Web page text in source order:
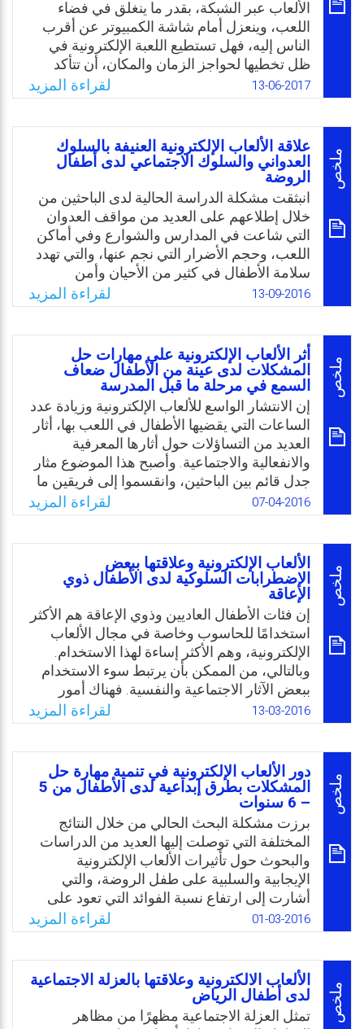
طالبات الصف الرابع الأساسي؟
WhatsApp
Facebook
Twitter
Email
الألعاب عبر الشبكة، بقدر ما ينغلق في فضاء
اللعب، وينعزل أمام شاشة الكمبيوتر عن أقرب
الناس إليه، فهل تستطيع اللعبة الإلكترونية في
ظل تخطيها لحواجز الزمان والمكان، أن تتأكد
كنظام تواصلي إنساني، يقرب الفرد من واقع
انتمائه الثقافي والاجتماعي الأصلي ويكسبه
مهارات التواصل الاجتماعي واللغوي؟ أم أننا إزاء
أزمة حقيقة للتواصل، تتحول بمقتضاها اللعبة
الإلكترونية إلى أداة لتعميق الاغتراب ووسيلة
للانزواء والانطواء من خلال إبعاد اللاعب عن ذاته
وواقعه؟ مثل هذه التساؤلات جعل الباحثة تهتم
بما للألعاب الإلكترونية من تأثير على بعض
العمليات المعرفية (الذكاء اللغوي والاجتماعي)
لدى أطفال مرحلة الطفولة المتوسطة.
WhatsApp
Facebook
Twitter
Email
13-06-2017 لقراءة المزيد
ملخص
علاقة الألعاب الإلكترونية العنيفة بالسلوك
العدواني والسلوك الاجتماعي لدى أطفال
الروضة
انبثقت مشكلة الدراسة الحالية لدى الباحثين من
خلال إطلاعهم على العديد من مواقف العدوان
التي شاعت في المدارس والشوارع وفي أماكن
اللعب، وحجم الأضرار التي نجم عنها، والتي تهدد
سلامة الأطفال في كثير من الأحيان وأمن
المجتمع. وبناء على ما جمع من ملاحظات توجه
الباحثون لمعرفة علاقة بعض المصادر في
اكتساب السلوك العدواني لدى الأطفال، سيما
وقد لوحظ انتشار المشاهد العنيفة في البرامج
المعدة للأطفال، والكم الهائل من الألعاب العنيفة
التي يمارسها الأطفال في البيوت أو في مجال
الألعاب الإلكترونية، وهكذا تمثلت مشكلة البحث
في علاقة الألعاب الإلكترونية العنيفة بالسلوك
العدواني والسلوك الاجتماعي لدى أطفال الروضة
من وجهة نظر أولياء الأمور.
WhatsApp
Facebook
Twitter
Email
13-09-2016 لقراءة المزيد
ملخص
أثر الألعاب الإلكترونية علي مهارات حل
المشكلات لدى عينة من الأطفال ضعاف
السمع في مرحلة ما قبل المدرسة
إن الانتشار الواسع للألعاب الإلكترونية وزيادة عدد
الساعات التي يقضيها الأطفال في اللعب بها، أثار
العديد من التساؤلات حول أثارها المعرفية
والانفعالية والاجتماعية. وأصبح هذا الموضوع مثار
جدل قائم بين الباحثين، وانقسموا إلى فريقين ما
بين متفائلين للعب الأطفال بالألعاب الإلكترونية
وبين متشائمين. وقد أقام كل من الفريقين وجهة
نظره على أساس من الحجج والافتراضات التي لا
يمكن تجاهلها مع اقتناعنا بأن هذه الألعاب سيكون
لها دور في عمليتي تعلم وتعليم العمليات
المعرفية، )الشحروري والريماوي، 2011). وعلى
الرغم من ذلك لاحظت الباحثة ندرة الدراسات
التي اهتمت بالكشف عن تأثير الألعاب الإلكترونية
لدى الأطفال ذوي الاحتياجات الخاصة بصورة
عامة والمعوقين سمعيًا بصورة خاصة.
WhatsApp
Facebook
Twitter
Email
07-04-2016 لقراءة المزيد
ملخص
الألعاب الإلكترونية وعلاقتها ببعض
الإضطرابات السلوكية لدى الأطفال ذوي
الإعاقة
إن فئات الأطفال العاديين وذوي الإعاقة هم الأكثر
استخدامًا للحاسوب وخاصة في مجال الألعاب
الإلكترونية، وهم الأكثر إساءة لهذا الاستخدام.
وبالتالي، من الممكن بأن يرتبط سوء الاستخدام
ببعض الآثار الاجتماعية والنفسية. فهناك أمور
مغرية بالنسبة لهذه الفئة لقضاء ساعات طويلة
أمام الحاسوب مستخدمة الإنترنت، وألعاب
الفيديو والتي من الممكن أن تؤثر على العلاقات
الاجتماعية، وتسبب بعض الاضطرابات السلوكية
مثل كالقلق، وإدمان الإنترنت، والانسحاب
الاجتماعي، والاكتئاب، والعدوانية. ولذلك، فهذه
الفئة العمرية هي الفئة المعنية وذلك بهدف
تسليط الضوء على أحد الاضطرابات السلوكية
وهي: صعوبات التعلم، واضطراب طيف التوحد،
وذوي الإعاقة الفكرية، لاستخدامها الألعاب
الكترونية وخصوصًا فئة الأطفال ذوي الإعاقة.
WhatsApp
Facebook
Twitter
Email
13-03-2016 لقراءة المزيد
ملخص
دور الألعاب الإلكترونية في تنمية مهارة حل
المشكلات بطرق إبداعية لدى الأطفال من 5
– 6 سنوات
برزت مشكلة البحث الحالي من خلال النتائج
المختلفة التي توصلت إليها العديد من الدراسات
والبحوث حول تأثيرات الألعاب الإلكترونية
الإيجابية والسلبية على طفل الروضة، والتي
أشارت إلى ارتفاع نسبة الفوائد التي تعود على
الطفل بالمعرفة، والتواصل الاجتماعي واللغوي
نتيجة استخدام الألعاب الإلكترونية كوسيلة
تعليمية مثل تنمية مهارات التفكير والملاحظة
والتخيل وحل المشكلات. ومن خلال الخبرة
المباشرة للباحثة كمعلمة لاحظت دافعية الأطفال
نحو اللعب بالألعاب الإلكترونية، وترى أهمية
01-03-2016 لقراءة المزيد
ملخص
الألعاب الالكترونية وعلاقتها بالعزلة الاجتماعية
لدى أطفال الرياض
تمثل العزلة الاجتماعية مظهرًا من مظاهر